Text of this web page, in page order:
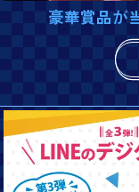
豪華賞品が